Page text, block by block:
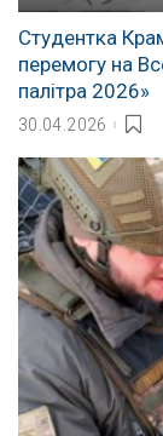
Студентка
перемогу на
палітра 2026»
30.04.2026